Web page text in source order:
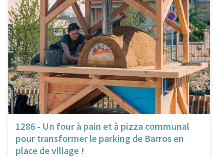
1286 - Un four à pain et à pizza communal
pour transformer le parking de Barros en
place de village !